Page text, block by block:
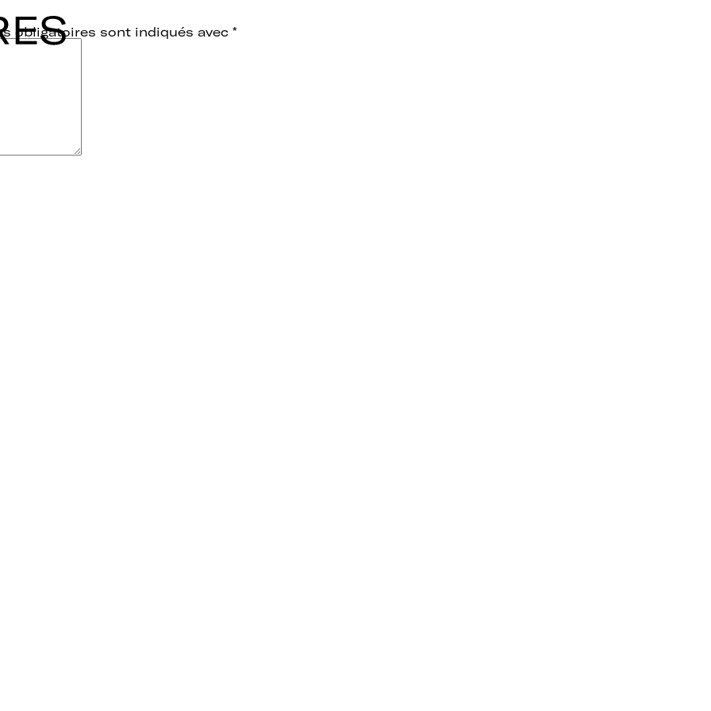
obligatoires sont indiqués avec *